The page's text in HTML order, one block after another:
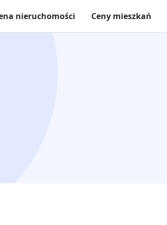
nieruchomości Ceny mieszkań